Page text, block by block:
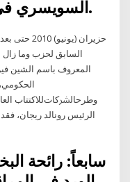
السويسري في بعض إعدادات الحساب.
السابق لحزب وما زال
المعروف باسم الشين
وﻃﺮحاﻟﴩﻛﺎتﻟﻼﻛﺘﺘﺎب
اﻟﺮﺋﻴﺲ روﻧﺎﻟﺪ رﻳﺠﺎن،
سابعاً: رائحة